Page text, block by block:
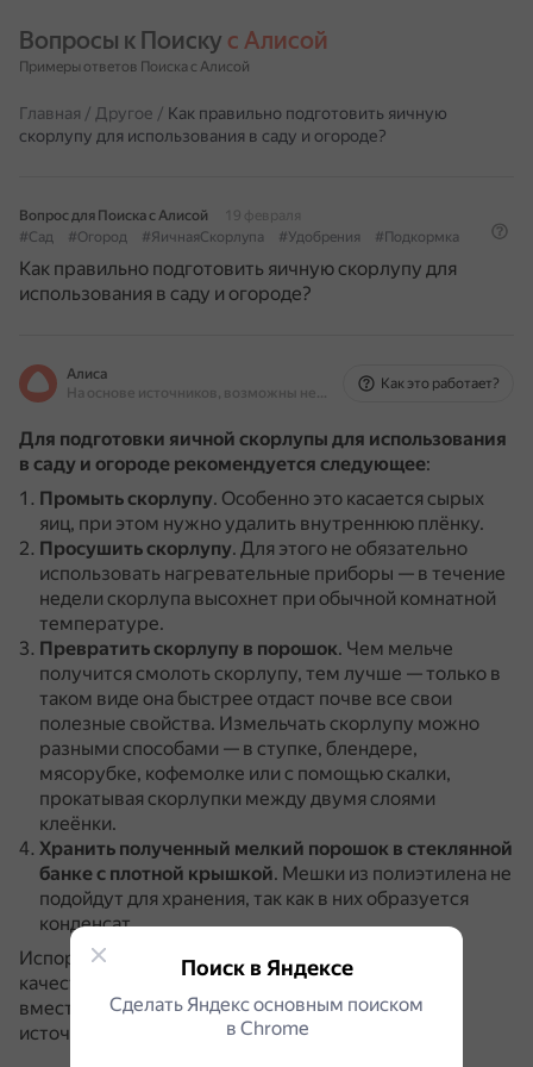
Вопросы к Поиску с Алисой
Примеры ответов Поиска с Алисой
Главная / Другое / Как правильно подготовить яичную
скорлупу для использования в саду и огороде?
Вопрос для Поиска с Алисой
19 февраля
#Сад
#Огород #ЯичнаяСкорлупа #Удобрения #Подкормка
Как правильно подготовить яичную скорлупу для
использования в саду и огороде?
Алиса
На основе источников, возможны неточности
Как это работает?
Для подготовки яичной скорлупы для использования
в саду и огороде рекомендуется следующее:
Промыть скорлупу. Особенно это касается сырых
яиц, при этом нужно удалить внутреннюю плёнку.
Просушить скорлупу. Для этого не обязательно
использовать нагревательные приборы — в течение
недели скорлупа высохнет при обычной комнатной
температуре.
Превратить скорлупу в порошок. Чем мельче
получится смолоть скорлупу, тем лучше — только в
таком виде она быстрее отдаст почве все свои
полезные свойства. Измельчать скорлупу можно
разными способами — в ступке, блендере,
мясорубке, кофемолке или с помощью скалки,
прокатывая скорлупки между двумя слоями
клеёнки.
Хранить полученный мелкий порошок в стеклянной
банке с плотной крышкой. Мешки из полиэтилена не
подойдут для хранения, так как в них образуется
конденсат.
Испорченную (протухшую) яичную скорлупу в
качестве удобрения использовать нельзя.
вместо полезного питания скорлупа станет
источником вредоносных бактерий.
Поиск в Яндексе
Сделать Яндекс основным поиском
в Сhrome